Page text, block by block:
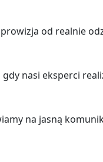
od realnie
gdy nasi eksperci
na jasną